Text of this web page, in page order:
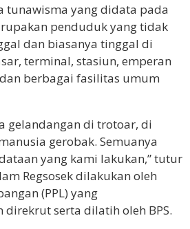
tunawisma yang didata pada
penduduk yang tidak
dan biasanya tinggal di
terminal, stasiun, emperan
berbagai fasilitas umum
gelandangan di trotoar, di
gerobak. Semuanya
yang kami lakukan,” tutur
Regsosek dilakukan oleh
(PPL) yang
direkrut serta dilatih oleh BPS.